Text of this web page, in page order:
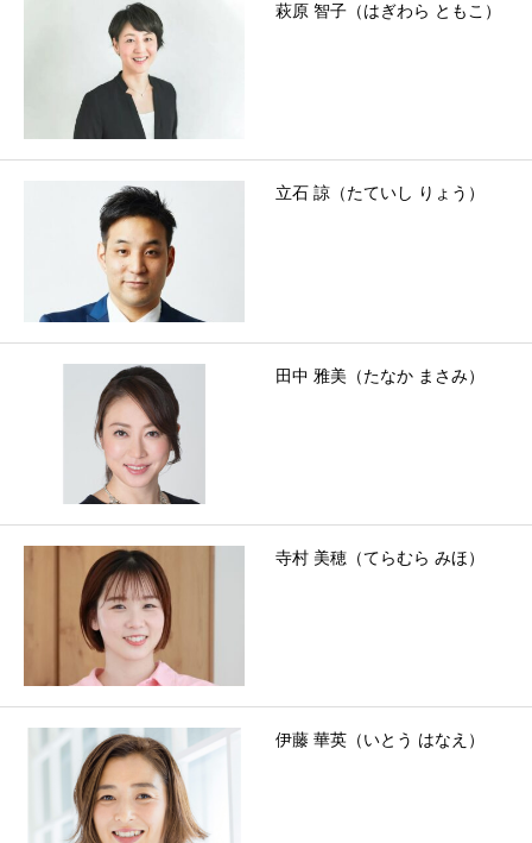
萩原 智子（はぎわら ともこ）
立石 諒（たていし りょう）
田中 雅美（たなか まさみ）
寺村 美穂（てらむら みほ）
伊藤 華英（いとう はなえ）